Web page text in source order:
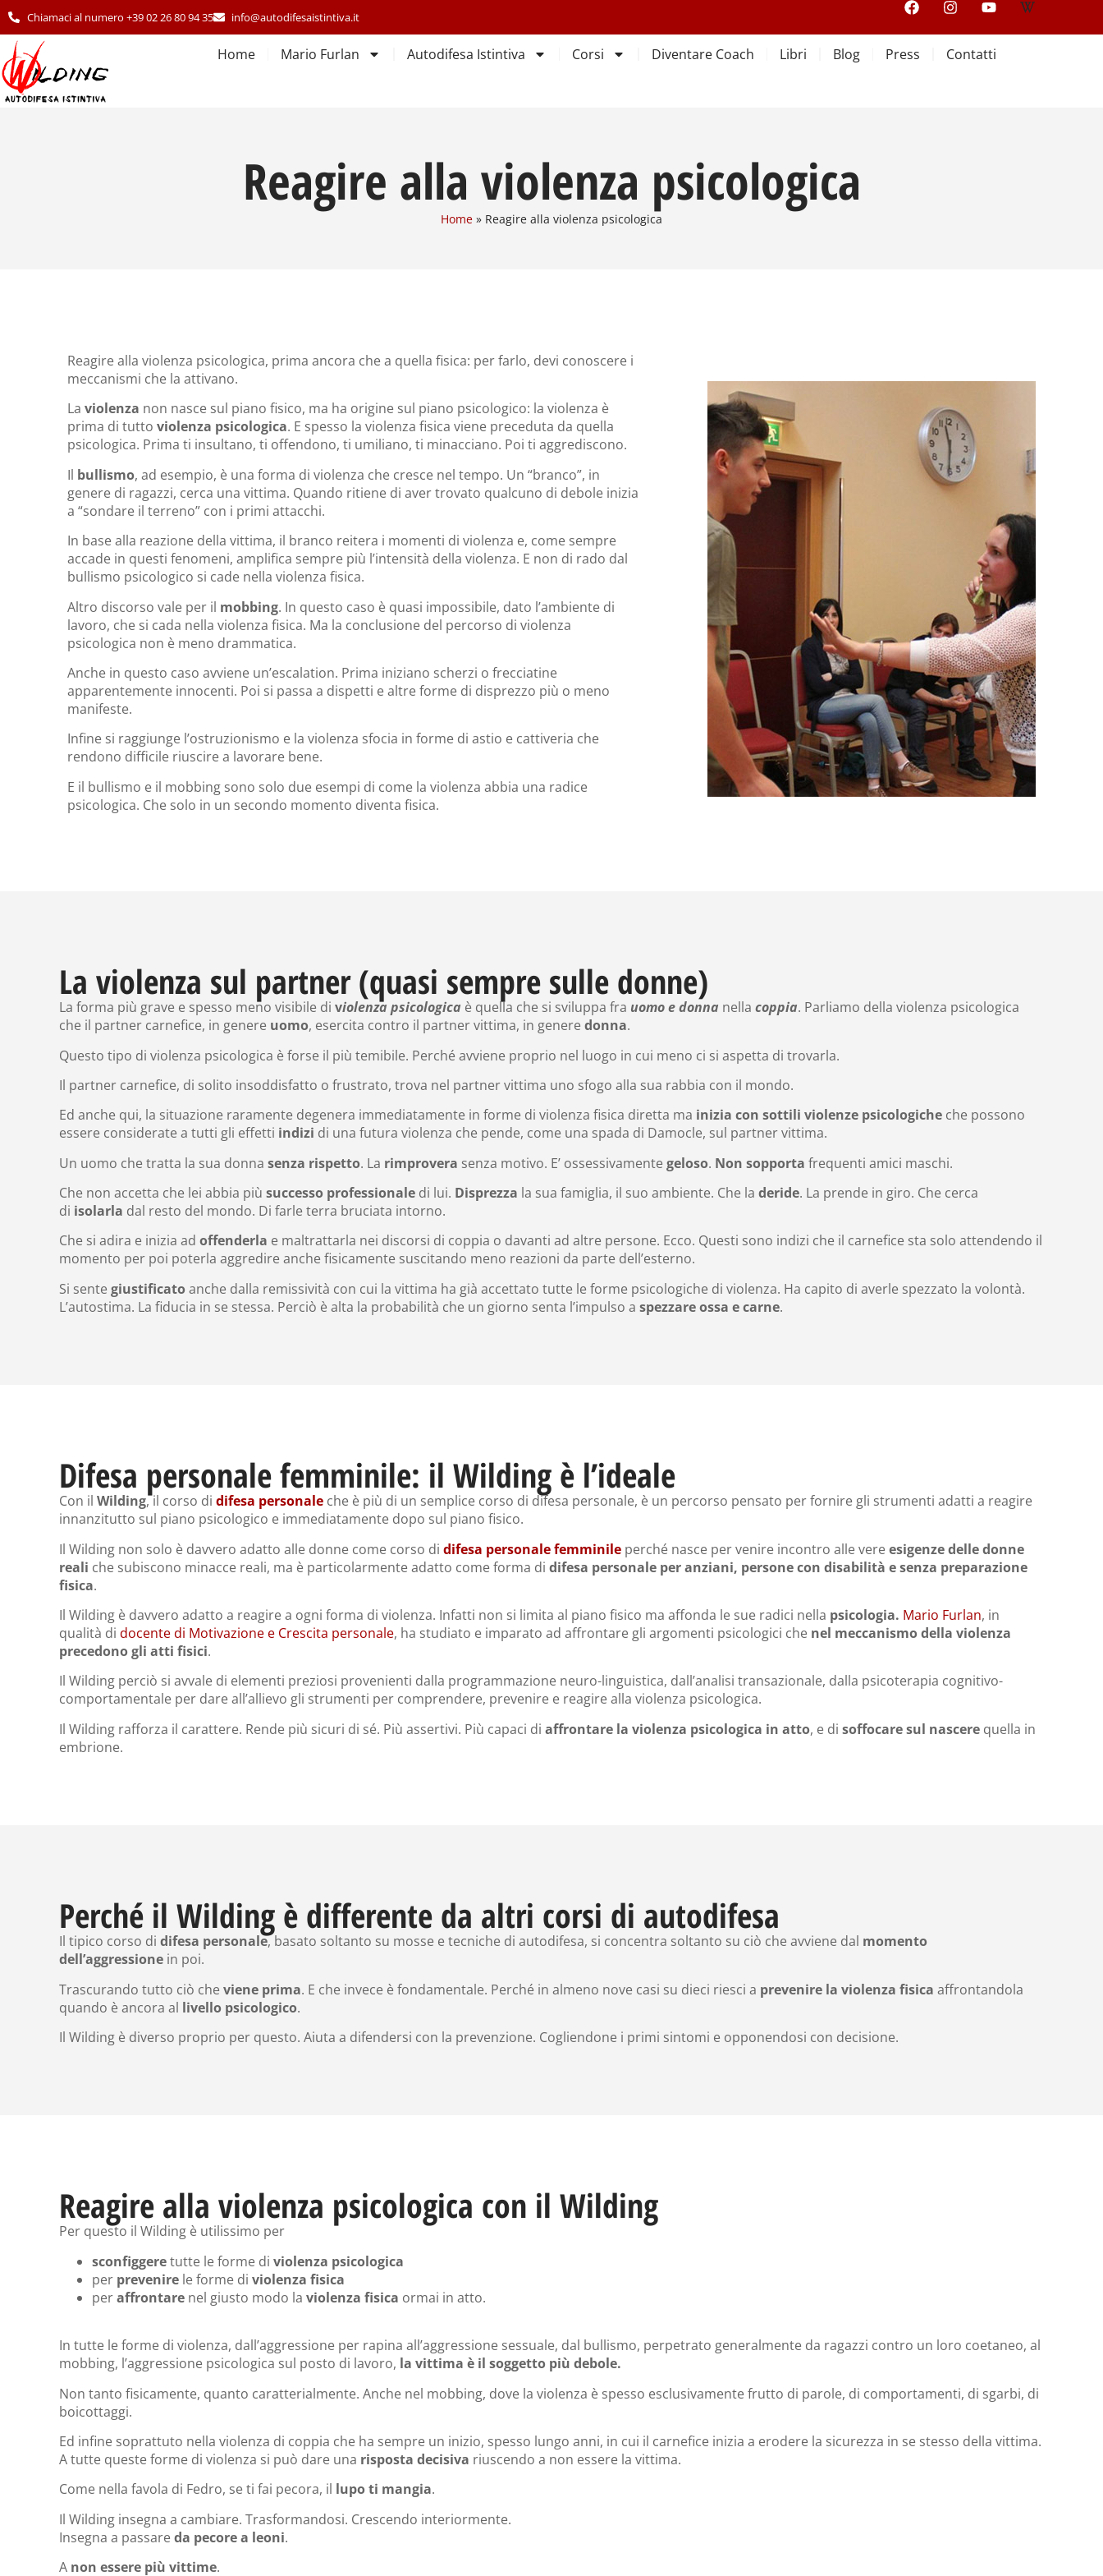
Chiamaci al numero +39 02 26 80 94 35 info@autodifesaistintiva.it
Home Mario Furlan Autodifesa Istintiva Corsi Diventare Coach Libri Blog Press Contatti
Reagire alla violenza psicologica
Home » Reagire alla violenza psicologica
Reagire alla violenza psicologica, prima ancora che a quella fisica: per farlo, devi conoscere i
meccanismi che la attivano.
La violenza non nasce sul piano fisico, ma ha origine sul piano psicologico: la violenza è
prima di tutto violenza psicologica. E spesso la violenza fisica viene preceduta da quella
psicologica. Prima ti insultano, ti offendono, ti umiliano, ti minacciano. Poi ti aggrediscono.
Il bullismo, ad esempio, è una forma di violenza che cresce nel tempo. Un “branco”, in
genere di ragazzi, cerca una vittima. Quando ritiene di aver trovato qualcuno di debole inizia
a “sondare il terreno” con i primi attacchi.
In base alla reazione della vittima, il branco reitera i momenti di violenza e, come sempre
accade in questi fenomeni, amplifica sempre più l’intensità della violenza. E non di rado dal
bullismo psicologico si cade nella violenza fisica.
Altro discorso vale per il mobbing. In questo caso è quasi impossibile, dato l’ambiente di
lavoro, che si cada nella violenza fisica. Ma la conclusione del percorso di violenza
psicologica non è meno drammatica.
Anche in questo caso avviene un’escalation. Prima iniziano scherzi o frecciatine
apparentemente innocenti. Poi si passa a dispetti e altre forme di disprezzo più o meno
manifeste.
Infine si raggiunge l’ostruzionismo e la violenza sfocia in forme di astio e cattiveria che
rendono difficile riuscire a lavorare bene.
E il bullismo e il mobbing sono solo due esempi di come la violenza abbia una radice
psicologica. Che solo in un secondo momento diventa fisica.
La violenza sul partner (quasi sempre sulle donne)
La forma più grave e spesso meno visibile di violenza psicologica è quella che si sviluppa fra uomo e donna nella coppia. Parliamo della violenza psicologica
che il partner carnefice, in genere uomo, esercita contro il partner vittima, in genere donna.
Questo tipo di violenza psicologica è forse il più temibile. Perché avviene proprio nel luogo in cui meno ci si aspetta di trovarla.
Il partner carnefice, di solito insoddisfatto o frustrato, trova nel partner vittima uno sfogo alla sua rabbia con il mondo.
Ed anche qui, la situazione raramente degenera immediatamente in forme di violenza fisica diretta ma inizia con sottili violenze psicologiche che possono
essere considerate a tutti gli effetti indizi di una futura violenza che pende, come una spada di Damocle, sul partner vittima.
Un uomo che tratta la sua donna senza rispetto. La rimprovera senza motivo. E’ ossessivamente geloso. Non sopporta frequenti amici maschi.
Che non accetta che lei abbia più successo professionale di lui. Disprezza la sua famiglia, il suo ambiente. Che la deride. La prende in giro. Che cerca
di isolarla dal resto del mondo. Di farle terra bruciata intorno.
Che si adira e inizia ad offenderla e maltrattarla nei discorsi di coppia o davanti ad altre persone. Ecco. Questi sono indizi che il carnefice sta solo attendendo il
momento per poi poterla aggredire anche fisicamente suscitando meno reazioni da parte dell’esterno.
Si sente giustificatoanche dalla remissività con cui la vittima ha già accettato tutte le forme psicologiche di violenza. Ha capito di averle spezzato la volontà.
L’autostima. La fiducia in se stessa. Perciò è alta la probabilità che un giorno senta l’impulso a spezzare ossa e carne.
Difesa personale femminile: il Wilding è l’ideale
Con il Wilding, il corso di difesa personale che è più di un semplice corso di difesa personale, è un percorso pensato per fornire gli strumenti adatti a reagire
innanzitutto sul piano psicologico e immediatamente dopo sul piano fisico.
Il Wilding non solo è davvero adatto alle donne come corso di difesa personale femminile perché nasce per venire incontro alle vereesigenze delle donne
reali che subiscono minacce reali, ma è particolarmente adatto come forma di difesa personale per anziani, persone con disabilità e senza preparazione
fisica.
Il Wilding è davvero adatto a reagire a ogni forma di violenza. Infatti non si limita al piano fisico ma affonda le sue radici nella psicologia. Mario Furlan, in
qualità di docente di Motivazione e Crescita personale, ha studiato e imparato ad affrontare gli argomenti psicologici che nel meccanismo della violenza
precedono gli atti fisici.
Il Wilding perciò si avvale di elementi preziosi provenienti dalla programmazione neuro-linguistica, dall’analisi transazionale, dalla psicoterapia cognitivo-
comportamentale per dare all’allievo gli strumenti per comprendere, prevenire e reagire alla violenza psicologica.
Il Wilding rafforza il carattere. Rende più sicuri di sé. Più assertivi. Più capaci di affrontare la violenza psicologica in atto, e di soffocare sul nascere quella in
embrione.
Perché il Wilding è differente da altri corsi di autodifesa
Il tipico corso di difesa personale, basato soltanto su mosse e tecniche di autodifesa, si concentra soltanto su ciò che avviene dal momento
dell’aggressione in poi.
Trascurando tutto ciò che viene prima. E che invece è fondamentale. Perché in almeno nove casi su dieci riesci a prevenire la violenza fisica affrontandola
quando è ancora al livello psicologico.
Il Wilding è diverso proprio per questo. Aiuta a difendersi con la prevenzione. Cogliendone i primi sintomi e opponendosi con decisione.
Reagire alla violenza psicologica con il Wilding
Per questo il Wilding è utilissimo per
sconfiggeretutte le forme di violenza psicologica
per prevenire le forme di violenza fisica
peraffrontare nel giusto modo la violenza fisica ormai in atto.
In tutte le forme di violenza, dall’aggressione per rapina all’aggressione sessuale, dal bullismo, perpetrato generalmente da ragazzi contro un loro coetaneo, al
mobbing, l’aggressione psicologica sul posto di lavoro, la vittima è il soggetto più debole.
Non tanto fisicamente, quanto caratterialmente. Anche nel mobbing, dove la violenza è spesso esclusivamente frutto di parole, di comportamenti, di sgarbi, di
boicottaggi.
Ed infine soprattuto nella violenza di coppia che ha sempre un inizio, spesso lungo anni, in cui il carnefice inizia a erodere la sicurezza in se stesso della vittima.
A tutte queste forme di violenza si può dare una risposta decisiva riuscendo a non essere la vittima.
Come nella favola di Fedro, se ti fai pecora, il lupo ti mangia.
Il Wilding insegna a cambiare. Trasformandosi. Crescendo interiormente.
Insegna a passareda pecore a leoni.
A non essere più vittime.